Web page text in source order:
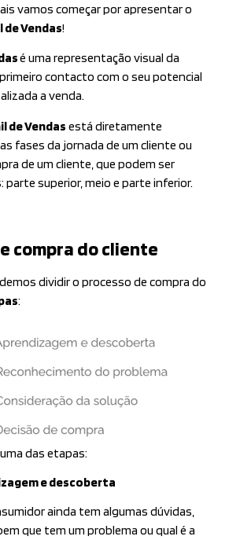
vamos começar por apresentar o
de Vendas!
é uma representação visual da
contacto com o seu potencial
a venda.
de Vendas está diretamente
fases da jornada de um cliente ou
de um cliente, que podem ser
parte superior, meio e parte inferior.
compra do cliente
dividir o processo de compra do
:
das etapas:
e descoberta
ainda tem algumas dúvidas,
que tem um problema ou qual é a